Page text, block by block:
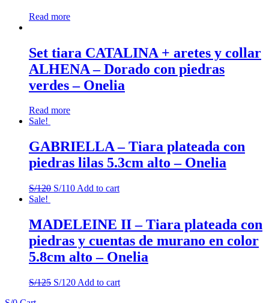
Read more
Set tiara CATALINA + aretes y collar
ALHENA – Dorado con piedras
verdes – Onelia
Read more
Sale!
GABRIELLA – Tiara plateada con
piedras lilas 5.3cm alto – Onelia
S/120 S/110 Add to cart
Sale!
MADELEINE II – Tiara plateada con
piedras y cuentas de murano en color
5.8cm alto – Onelia
S/125 S/120 Add to cart